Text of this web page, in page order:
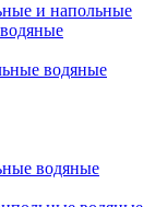
и напольные
водяные
водяные